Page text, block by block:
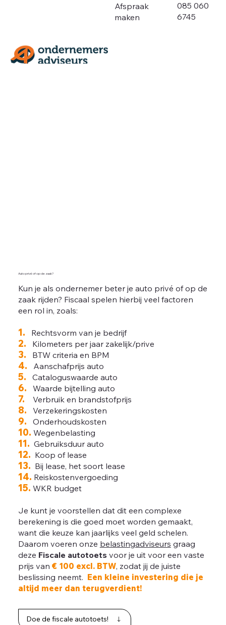
Afspraak
maken
085 060
6745
Auto privé of op de zaak?
Kun je als ondernemer beter je auto privé of op de
zaak rijden? Fiscaal spelen hierbij veel factoren
een rol in, zoals:
1. Rechtsvorm van je bedrijf
2. Kilometers per jaar zakelijk/prive
3. BTW criteria en BPM
4. Aanschafprijs auto
5. Cataloguswaarde auto
6. Waarde bijtelling auto
7. Verbruik en brandstofprijs
8. Verzekeringskosten
9. Onderhoudskosten
10. Wegenbelasting
11. Gebruiksduur auto
12. Koop of lease
13. Bij lease, het soort lease
14. Reiskostenvergoeding
15. WKR budget
Je kunt je voorstellen dat dit een complexe
berekening is die goed moet worden gemaakt,
want die keuze kan jaarlijks veel geld schelen.
Daarom voeren onze belastingadviseurs graag
deze Fiscale autotoetsvoor je uit voor een vaste
prijs van € 100 excl. BTW, zodat jij de juiste
beslissing neemt. Een kleine investering die je
altijd meer dan terugverdient!
Doe de fiscale autotoets!